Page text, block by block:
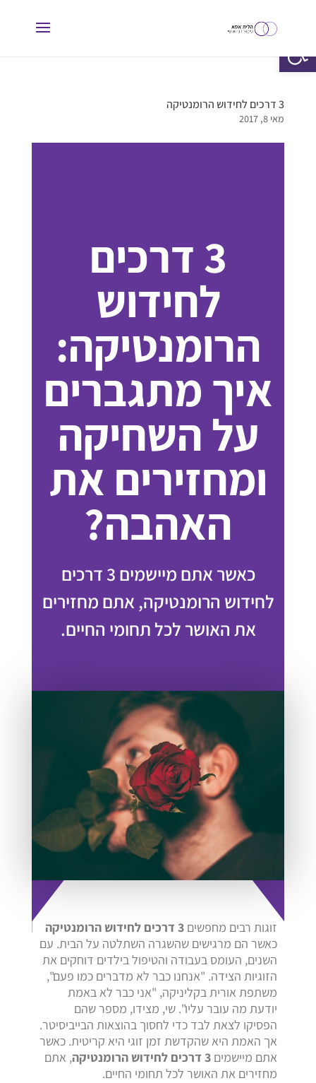
3 דרכים לחידוש הרומנטיקה
מאי 8, 2017
3 דרכים
לחידוש
הרומנטיקה:
איך מתגברים
על השחיקה
ומחזירים את
האהבה?
כאשר אתם מיישמים 3 דרכים
לחידוש הרומנטיקה, אתם מחזירים
את האושר לכל תחומי החיים.
זוגות רבים מחפשים 3 דרכים לחידוש הרומנטיקה
כאשר הם מרגישים שהשגרה השתלטה על הבית. עם
השנים, העומס בעבודה והטיפול בילדים דוחקים את
הזוגיות הצידה. "אנחנו כבר לא מדברים כמו פעם",
משתפת אורית בקליניקה, "אני כבר לא באמת
יודעת מה עובר עליו". שי, מצידו, מספר שהם
הפסיקו לצאת לבד כדי לחסוך בהוצאות הבייביסיטר.
אך האמת היא שהקדשת זמן זוגי היא קריטית. כאשר
אתם מיישמים 3 דרכים לחידוש הרומנטיקה
, אתם
מחזירים את האושר לכל תחומי החיים.
פתח סרגל נגישות